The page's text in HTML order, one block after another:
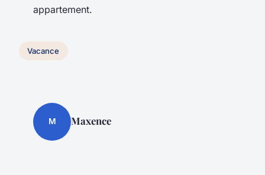
appartement.
Vacance
M Maxence